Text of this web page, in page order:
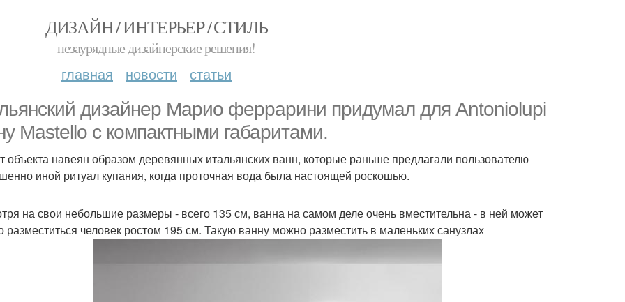
ДИЗАЙН / ИНТЕРЬЕР / СТИЛЬ
незаурядные дизайнерские решения!
главная новости статьи
дизайнер Марио феррарини придумал для Antoniolupi
Mastello с компактными габаритами.
объекта навеян образом деревянных итальянских ванн, которые раньше предлагали пользователю
иной ритуал купания, когда проточная вода была настоящей роскошью.
на свои небольшие размеры - всего 135 см, ванна на самом деле очень вместительна - в ней может
разместиться человек ростом 195 см. Такую ванну можно разместить в маленьких санузлах